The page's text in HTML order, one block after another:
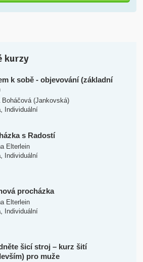
kurzy
k sobě - objevování (základní
Boháčová (Jankovská)
, Individuální
s Radostí
Elterlein
, Individuální
procházka
Elterlein
, Individuální
šicí stroj – kurz šití
pro muže